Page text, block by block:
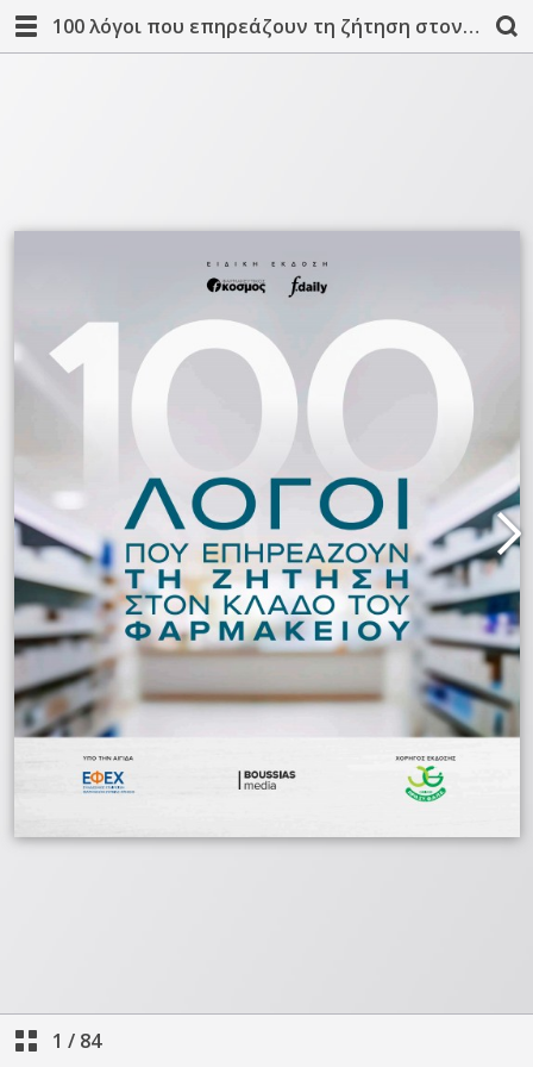
100 λόγοι που επηρεάζουν τη ζήτηση στον κλάδο του φαρμακείου
1 / 84